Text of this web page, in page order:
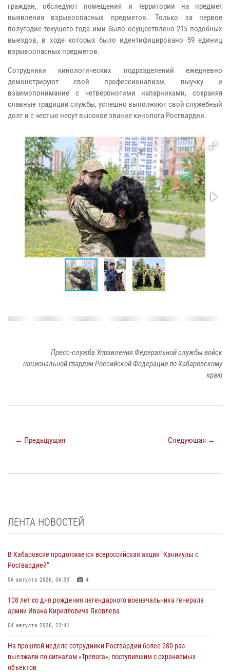
граждан, обследуют помещения и территории на предмет
выявления взрывоопасных предметов. Только за первое
полугодие текущего года ими было осуществлено 215 подобных
выездов, в ходе которых было идентифицировано 59 единиц
взрывоопасных предметов.
Сотрудники кинологических подразделений ежедневно
демонстрируют свой профессионализм, выучку и
взаимопонимание с четвероногими напарниками, сохраняя
славные традиции службы, успешно выполняют свой служебный
долг и с честью несут высокое звание кинолога Росгвардии.
Пресс-служба Управления Федеральной службы войск
национальной гвардии Российской Федерации по Хабаровскому
краю
← Предыдущая Следующая →
ЛЕНТА НОВОСТЕЙ
В Хабаровске продолжается всероссийская акция "Каникулы с
Росгвардией"
06 августа 2026, 06:33 4
108 лет со дня рождения легендарного военачальника генерала
армии Ивана Кирилловича Яковлева
04 августа 2026, 23:41
На прошлой неделе сотрудники Росгвардии более 280 раз
выезжали по сигналам «Тревога», поступившим с охраняемых
объектов